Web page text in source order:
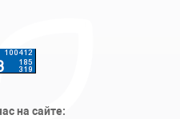
на сайте: